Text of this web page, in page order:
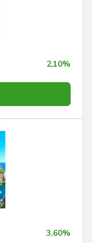
2,10%
3,60%